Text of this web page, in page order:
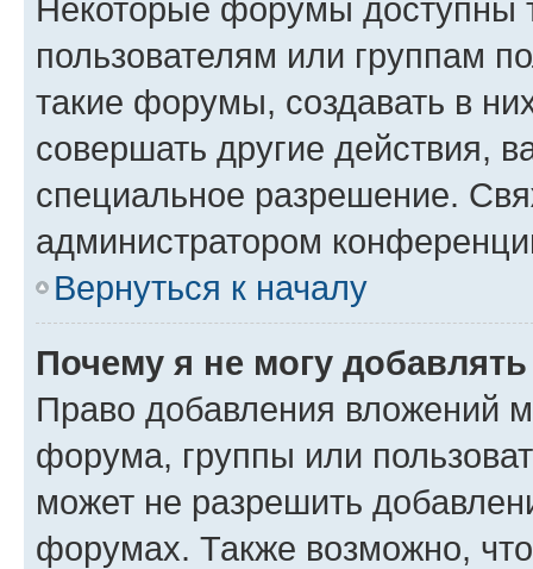
Некоторые форумы доступны
пользователям или группам
такие форумы, создавать в
совершать другие действия,
специальное разрешение.
администратором
Вернуться к началу
Почему я не могу
Право добавления вложений
форума, группы или
может не разрешить
форумах. Также возможно,